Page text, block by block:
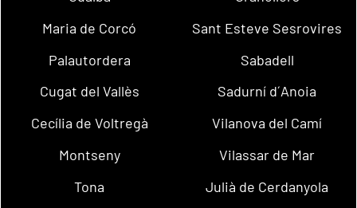
Maria de Corcó
Sant Esteve Sesrovires
Palautordera
Sabadell
Cugat del Vallès
Sadurní d´Anoia
Cecília de Voltregà
Vilanova del Camí
Montseny
Vilassar de Mar
Tona
Julià de Cerdanyola